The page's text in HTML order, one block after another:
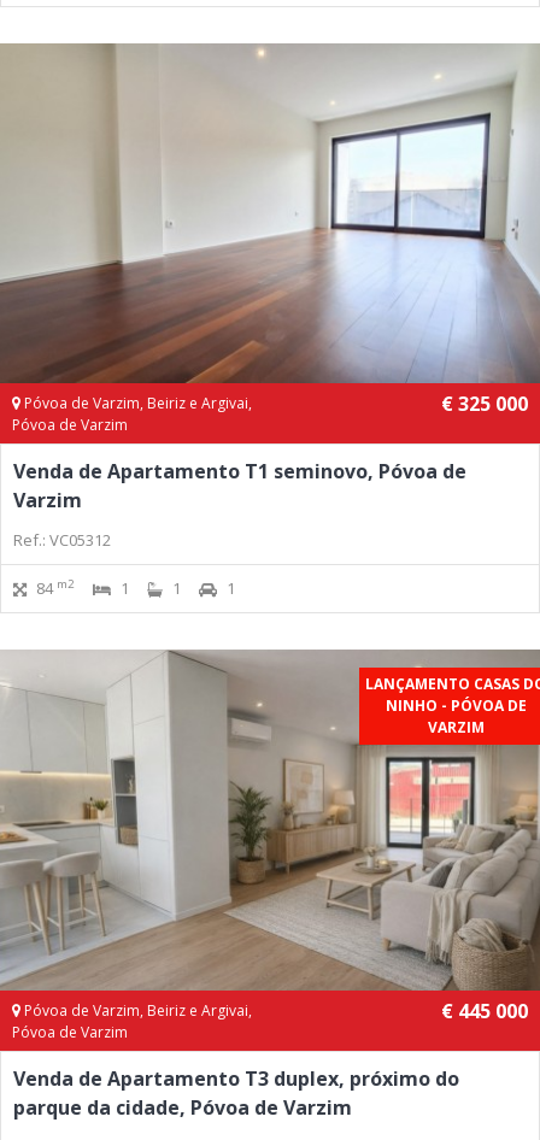
Póvoa de Varzim, Beiriz e Argivai,
Póvoa de Varzim
€ 325 000
Venda de Apartamento T1 seminovo, Póvoa de
Varzim
Ref.: VC05312
84 m2 1 1 1
LANÇAMENTO CASAS
NINHO - PÓVOA DE
VARZIM
Póvoa de Varzim, Beiriz e Argivai,
Póvoa de Varzim
€ 445 000
Venda de Apartamento T3 duplex, próximo do
parque da cidade, Póvoa de Varzim